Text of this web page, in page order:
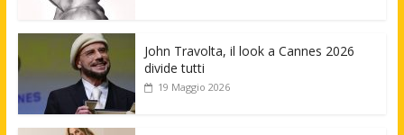
John Travolta, il look a Cannes 2026
divide tutti
19 Maggio 2026